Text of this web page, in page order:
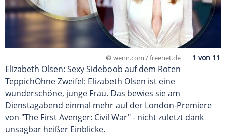
©wenn.com / freenet.de
Elizabeth Olsen: Sexy Sideboob auf dem Roten
TeppichOhne Zweifel: Elizabeth Olsen ist eine
wunderschöne, junge Frau. Das bewies sie am
Dienstagabend einmal mehr auf der London-Premiere
von "The First Avenger: Civil War" - nicht zuletzt dank
unsagbar heißer Einblicke.